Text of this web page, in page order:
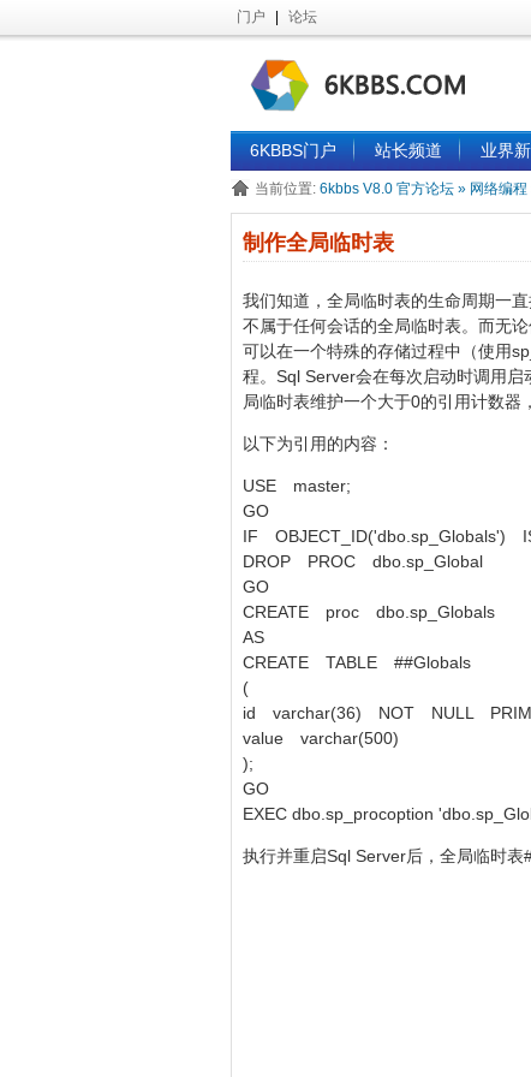
门户 论坛
6KBBS门户 站长频道 业界
当前位置: 6kbbs V8.0 官方论坛 » 网络编程
制作全局临时表
我们知道，全局临时表的生命周期一
不属于任何会话的全局临时表。而无
可以在一个特殊的存储过程中（使用
程。Sql Server会在每次启动时调用
局临时表维护一个大于0的引用计数器
以下为引用的内容：
USE master;
GO
IF OBJECT_ID('dbo.sp_Globals')
DROP PROC dbo.sp_Global
GO
CREATE proc dbo.sp_Globals
AS
CREATE TABLE ##Globals
(
id varchar(36) NOT NULL
value varchar(500)
);
GO
EXEC dbo.sp_procoption
执行并重启Sql Server后，全局临时表